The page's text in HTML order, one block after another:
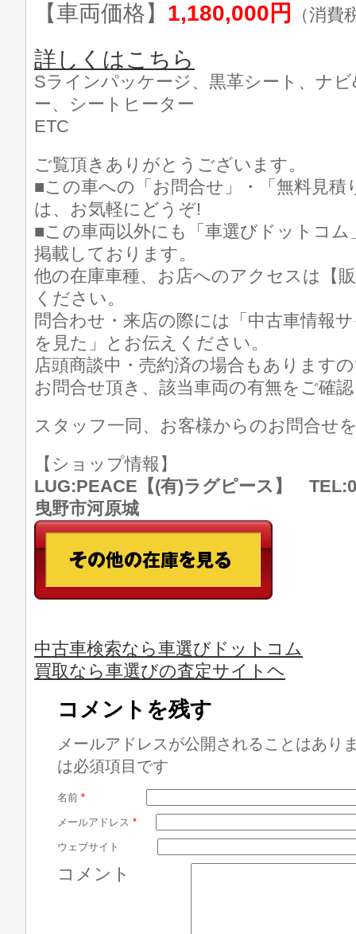
【車両価格】 1,180,000円 （消費
詳しくはこちら
Sラインパッケージ、黒革シート、ナ
ー、シートヒーター
ETC
ご覧頂きありがとうございます。
■この車への「お問合せ」・「無料見積
は、お気軽にどうぞ!
■この車両以外にも「車選びドットコ
掲載しております。
他の在庫車種、お店へのアクセスは【
ください。
問合わせ・来店の際には「中古車情報
を見た」とお伝えください。
店頭商談中・売約済の場合もあります
お問合せ頂き、該当車両の有無をご確
スタッフ一同、お客様からのお問合せ
【ショップ情報】
LUG:PEACE【(有)ラグピース】
曳野市河原城
中古車検索なら車選びドットコム
買取なら車選びの査定サイトヘ
コメントを残す
メールアドレスが公開されることはあり
は必須項目です
名前 *
メールアドレス *
ウェブサイト
コメント